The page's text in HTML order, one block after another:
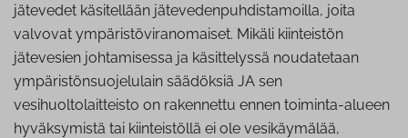
jätevedet käsitellään jätevedenpuhdistamoilla, joita
valvovat ympäristöviranomaiset. Mikäli kiinteistön
jätevesien johtamisessa ja käsittelyssä noudatetaan
ympäristönsuojelulain säädöksiä JA sen
vesihuoltolaitteisto on rakennettu ennen toiminta-alueen
hyväksymistä tai kiinteistöllä ei ole vesikäymälää,